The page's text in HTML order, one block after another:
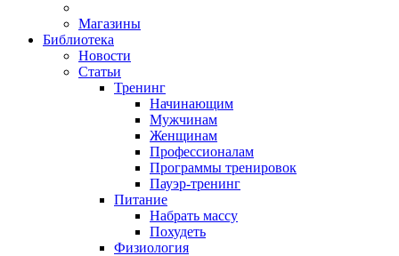
Магазины
Библиотека
Новости
Статьи
Тренинг
Начинающим
Мужчинам
Женщинам
Профессионалам
Программы тренировок
Пауэр-тренинг
Питание
Набрать массу
Похудеть
Физиология